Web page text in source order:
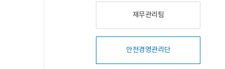
재무관리팀
안전경영관리단